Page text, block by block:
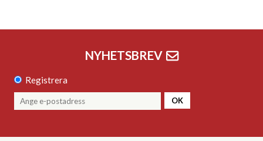
NYHETSBREV
Registrera
OK